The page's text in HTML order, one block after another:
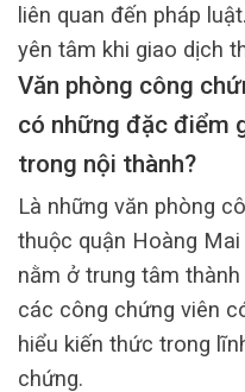
liên quan đến pháp
yên tâm khi giao dịch
Văn phòng công
có những đặc điểm
trong nội thành?
Là những văn phòng
thuộc quận Hoàng
nằm ở trung tâm
các công chứng viên
hiểu kiến thức trong
chứng.